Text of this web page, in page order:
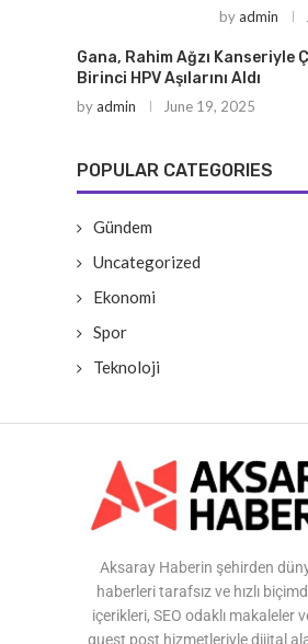
byadmin
Gana, Rahim Ağzı Kanseriyle
Birinci HPV Aşılarını Aldı
byadmin June 19, 2025
POPULAR CATEGORIES
Gündem
Uncategorized
Ekonomi
Spor
Teknoloji
Aksaray Haberin şehirden
haberleri tarafsız ve hızlı
içerikleri, SEO odaklı makaleler
guest post hizmetleriyle dijital